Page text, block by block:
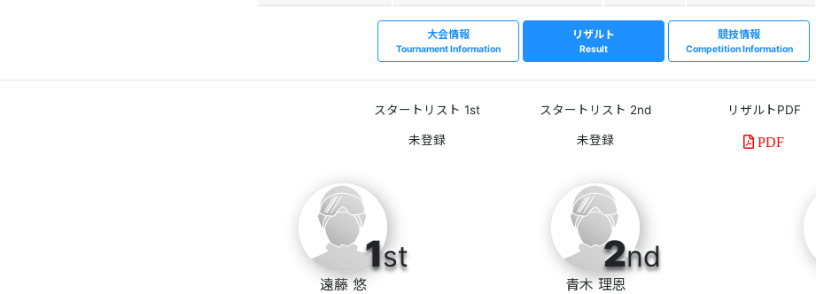
大会情報
Tournament Information
リザルト
Result
競技情報
Competition Information
スタートリスト 1st スタートリスト 2nd リザルトPDF
PDF
1st
遠藤 悠
2nd
青木 理恩